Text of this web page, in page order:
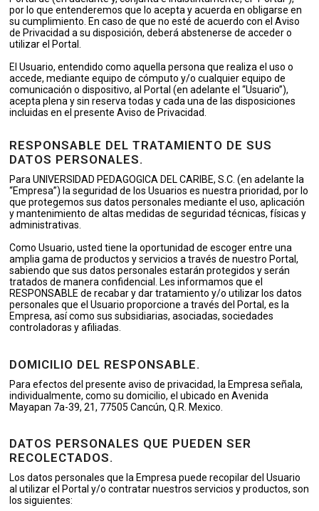
por lo que entenderemos que lo acepta y acuerda en obligarse en
su cumplimiento. En caso de que no esté de acuerdo con el Aviso
de Privacidad a su disposición, deberá abstenerse de acceder o
utilizar el Portal.
El Usuario, entendido como aquella persona que realiza el uso o
accede, mediante equipo de cómputo y/o cualquier equipo de
comunicación o dispositivo, al Portal (en adelante el “Usuario”),
acepta plena y sin reserva todas y cada una de las disposiciones
incluidas en el presente Aviso de Privacidad.
RESPONSABLE DEL TRATAMIENTO DE SUS
DATOS PERSONALES.
Para UNIVERSIDAD PEDAGOGICA DEL CARIBE, S.C. (en adelante la
“Empresa”) la seguridad de los Usuarios es nuestra prioridad, por lo
que protegemos sus datos personales mediante el uso, aplicación
y mantenimiento de altas medidas de seguridad técnicas, físicas y
administrativas.
Como Usuario, usted tiene la oportunidad de escoger entre una
amplia gama de productos y servicios a través de nuestro Portal,
sabiendo que sus datos personales estarán protegidos y serán
tratados de manera confidencial. Les informamos que el
RESPONSABLE de recabar y dar tratamiento y/o utilizar los datos
personales que el Usuario proporcione a través del Portal, es la
Empresa, así como sus subsidiarias, asociadas, sociedades
controladoras y afiliadas.
DOMICILIO DEL RESPONSABLE.
Para efectos del presente aviso de privacidad, la Empresa señala,
individualmente, como su domicilio, el ubicado en Avenida
Mayapan 7a-39, 21, 77505 Cancún, Q.R. Mexico.
DATOS PERSONALES QUE PUEDEN SER
RECOLECTADOS.
Los datos personales que la Empresa puede recopilar del Usuario
al utilizar el Portal y/o contratar nuestros servicios y productos, son
los siguientes: